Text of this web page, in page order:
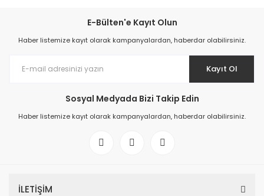
E-Bülten'e Kayıt Olun
Haber listemize kayıt olarak kampanyalardan, haberdar olabilirsiniz.
Kayıt Ol
Sosyal Medyada Bizi Takip Edin
Haber listemize kayıt olarak kampanyalardan, haberdar olabilirsiniz.
İLETİŞİM